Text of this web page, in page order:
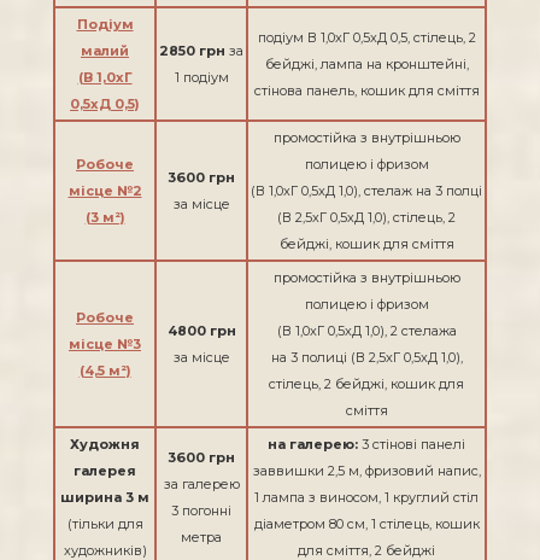
Подіум
малий
​​​​​​​(В 1,0хГ
0,5хД 0,5)
2850 грн за
1 подіум
подіум В 1,0хГ 0,5хД 0,5, стілець, 2
бейджі, лампа на кронштейні,
стінова панель, кошик для сміття
Робоче
місце №2
(3 м²)
3600 грн
за місце
промостійка з внутрішньою
полицею і фризом
(В 1,0хГ 0,5хД 1,0), стелаж на 3 полці
(В 2,5хГ 0,5хД 1,0), стілець, 2
бейджі, кошик для сміття
Робоче
місце №3
(4,5 м²)
4800 грн
за місце
промостійка з внутрішньою
полицею і фризом
(В 1,0хГ 0,5хД 1,0), 2 стелажа
на 3 полиці (В 2,5хГ 0,5хД 1,0),
стілець, 2 бейджі, кошик для
сміття
Художня
галерея
ширина 3 м
(тільки для
художників)
3600 грн
за галерею
3 погонні
метра
на галерею: 3 стінові панелі
заввишки 2,5 м, фризовий напис,
1 лампа з виносом, 1 круглий стіл
діаметром 80 см, 1 стілець, кошик
для сміття, 2 бейджі